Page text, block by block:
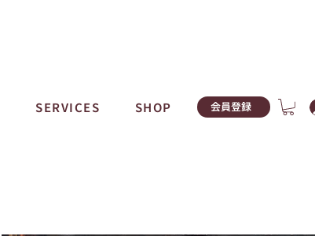
SERVICES SHOP 会員登録